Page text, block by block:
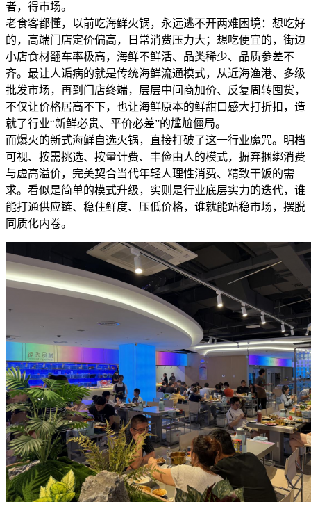
者，得市场。
老食客都懂，以前吃海鲜火锅，永远逃不开两难困境：想吃好
的，高端门店定价偏高，日常消费压力大；想吃便宜的，街边
小店食材翻车率极高，海鲜不鲜活、品类稀少、品质参差不
齐。最让人诟病的就是传统海鲜流通模式，从近海渔港、多级
批发市场，再到门店终端，层层中间商加价、反复周转囤货，
不仅让价格居高不下，也让海鲜原本的鲜甜口感大打折扣，造
就了行业“新鲜必贵、平价必差”的尴尬僵局。
而爆火的新式海鲜自选火锅，直接打破了这一行业魔咒。明档
可视、按需挑选、按量计费、丰俭由人的模式，摒弃捆绑消费
与虚高溢价，完美契合当代年轻人理性消费、精致干饭的需
求。看似是简单的模式升级，实则是行业底层实力的迭代，谁
能打通供应链、稳住鲜度、压低价格，谁就能站稳市场，摆脱
同质化内卷。